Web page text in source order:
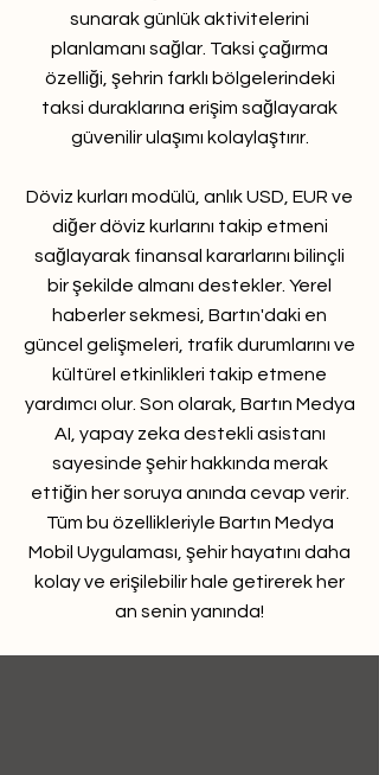
sunarak günlük aktivitelerini
planlamanı sağlar. Taksi çağırma
özelliği, şehrin farklı bölgelerindeki
taksi duraklarına erişim sağlayarak
güvenilir ulaşımı kolaylaştırır.
Döviz kurları modülü, anlık USD, EUR ve
diğer döviz kurlarını takip etmeni
sağlayarak finansal kararlarını bilinçli
bir şekilde almanı destekler. Yerel
haberler sekmesi, Bartın'daki en
güncel gelişmeleri, trafik durumlarını ve
kültürel etkinlikleri takip etmene
yardımcı olur. Son olarak, Bartın Medya
AI, yapay zeka destekli asistanı
sayesinde şehir hakkında merak
ettiğin her soruya anında cevap verir.
Tüm bu özellikleriyle Bartın Medya
Mobil Uygulaması, şehir hayatını daha
kolay ve erişilebilir hale getirerek her
an senin yanında!